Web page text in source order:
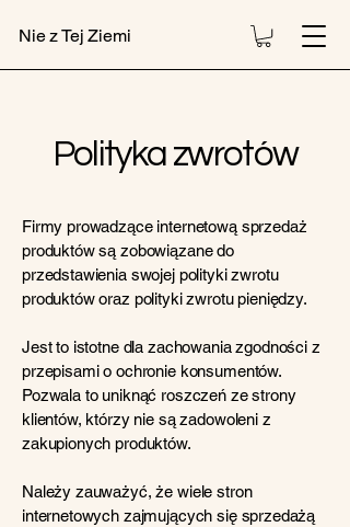
Nie z Tej Ziemi
Polityka zwrotów
Firmy prowadzące internetową sprzedaż
produktów są zobowiązane do
przedstawienia swojej polityki zwrotu
produktów oraz polityki zwrotu pieniędzy.
Jest to istotne dla zachowania zgodności z
przepisami o ochronie konsumentów.
Pozwala to uniknąć roszczeń ze strony
klientów, którzy nie są zadowoleni z
zakupionych produktów.
Należy zauważyć, że wiele stron
internetowych zajmujących się sprzedażą